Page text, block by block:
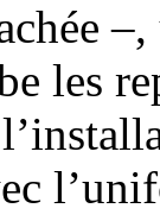
les